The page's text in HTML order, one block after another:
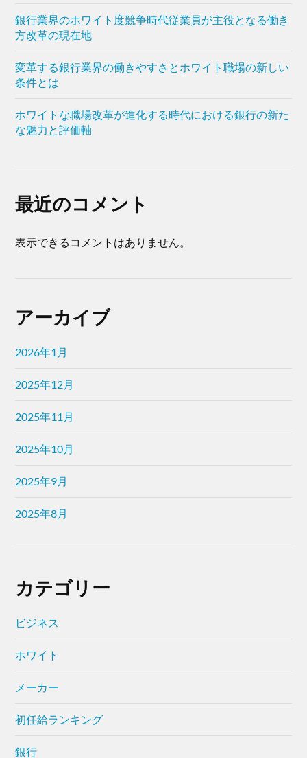
銀行業界のホワイト度競争時代従業員が主役となる働き
方改革の現在地
変革する銀行業界の働きやすさとホワイト職場の新しい
条件とは
ホワイトな職場改革が進化する時代における銀行の新た
な魅力と評価軸
最近のコメント
表示できるコメントはありません。
アーカイブ
2026年1月
2025年12月
2025年11月
2025年10月
2025年9月
2025年8月
カテゴリー
ビジネス
ホワイト
メーカー
初任給ランキング
銀行